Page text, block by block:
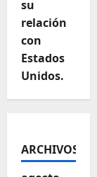
su
relación
con
Estados
Unidos.
ARCHIVOS